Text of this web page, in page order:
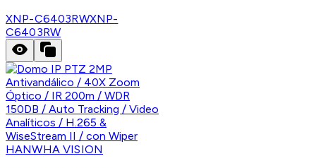
XNP-C6403RWXNP-
C6403RW
HANWHA VISION